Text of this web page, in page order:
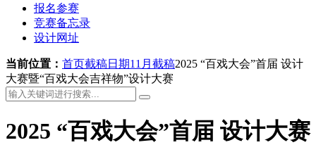
报名参赛
竞赛备忘录
设计网址
当前位置： 首页截稿日期11月截稿2025 “百戏大会”首届 设计
大赛暨“百戏大会吉祥物”设计大赛
2025 “百戏大会”首届 设计大赛